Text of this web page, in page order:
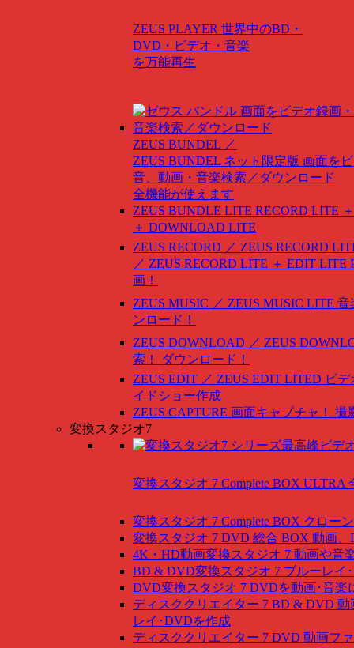
ZEUS PLAYER 世界中のBD・
DVD・ビデオ・音楽
を万能再生
ZEUS BUNDEL ／
ZEUS BUNDEL ネット限定版 画面を
音、動画・音楽検索／ダウンロード
全機能が使えます
ZEUS BUNDLE LITE RECORD LITE
＋ DOWNLOAD LITE
ZEUS RECORD ／ ZEUS RECORD
／ ZEUS RECORD LITE ＋ EDIT LITE
画！
ZEUS MUSIC ／ ZEUS MUSIC LITE 音
ンロード！
ZEUS DOWNLOAD ／ ZEUS
索！ ダウンロード！
ZEUS EDIT ／ ZEUS EDIT LITED ビ
イドショー作成
ZEUS CAPTURE 画面キャプチャ！ 撮
変換スタジオ7
変換スタジオ 7 Complete BOX ULTRA
変換スタジオ 7 Complete BOX クロー
変換スタジオ 7 DVD 総合 BOX 動画、
4K・HD動画変換スタジオ 7 動画や音
BD & DVD変換スタジオ 7 ブルーレイ
DVD変換スタジオ 7 DVDを動画･音楽
ディスククリエイター 7 BD & DVD 動
レイ･DVDを作成
ディスククリエイター 7 DVD 動画フ